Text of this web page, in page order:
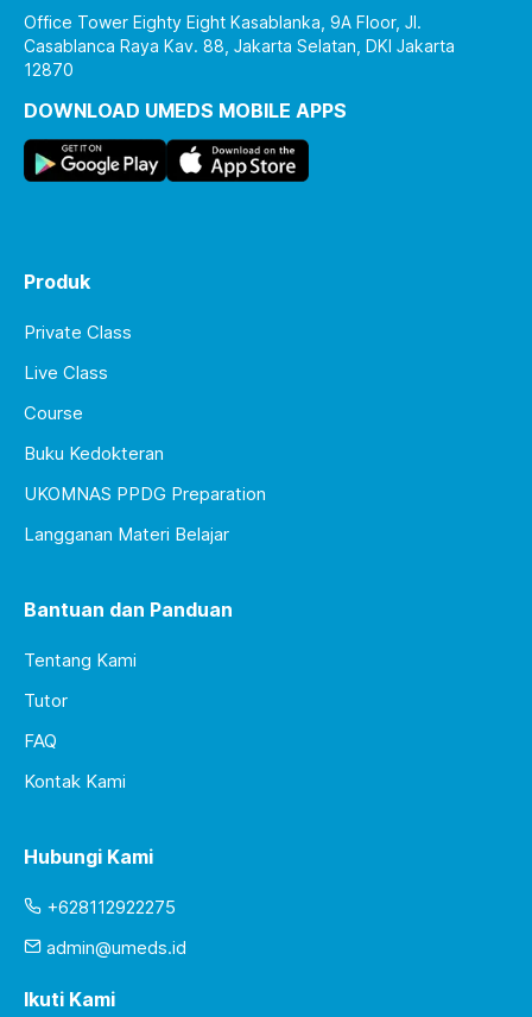
Office Tower Eighty Eight Kasablanka, 9A Floor, Jl.
Casablanca Raya Kav. 88, Jakarta Selatan, DKI Jakarta
12870
DOWNLOAD UMEDS MOBILE APPS
Produk
Private Class
Live Class
Course
Buku Kedokteran
UKOMNAS PPDG Preparation
Langganan Materi Belajar
Bantuan dan Panduan
Tentang Kami
Tutor
FAQ
Kontak Kami
Hubungi Kami
+628112922275
admin@umeds.id
Ikuti Kami